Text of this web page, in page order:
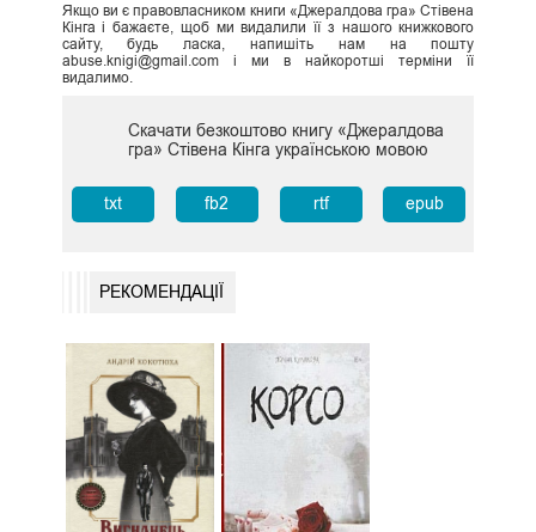
Якщо ви є правовласником книги «Джералдова гра» Стівена
Кінга і бажаєте, щоб ми видалили її з нашого книжкового
сайту, будь ласка, напишіть нам на пошту
abuse.knigi@gmail.com і ми в найкоротші терміни її
видалимо.
Скачати безкоштово книгу «Джералдова
гра» Стівена Кінга українською мовою
txt fb2 rtf epub
РЕКОМЕНДАЦІЇ